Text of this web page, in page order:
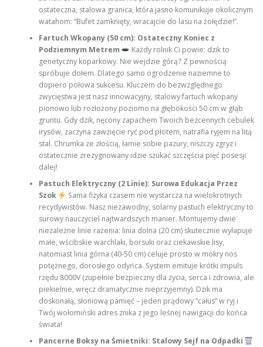
ostateczna, stalowa granica, która jasno komunikuje okolicznym
watahom: “Bufet zamknięty, wracajcie do lasu na żołędzie!”.
Fartuch Wkopany (50 cm): Ostateczny Koniec z
Podziemnym Metrem
Każdy rolnik Ci powie: dzik to
genetyczny koparkowy. Nie wejdzie górą? Z pewnością
spróbuje dołem. Dlatego samo ogrodzenie naziemne to
dopiero połowa sukcesu. Kluczem do bezwzględnego
zwycięstwa jest nasz innowacyjny, stalowy fartuch wkopany
pionowo lub rozłożony poziomo na głębokości 50 cm w głąb
gruntu. Gdy dzik, nęcony zapachem Twoich bezcennych cebulek
irysów, zaczyna zawzięcie ryć pod płotem, natrafia ryjem na litą
stal. Chrumka ze złością, łamie sobie pazury, niszczy zgryz i
ostatecznie zrezygnowany idzie szukać szczęścia pięć posesji
dalej!
Pastuch Elektryczny (2 Linie): Surowa Edukacja Przez
Szok
Sama fizyka czasem nie wystarcza na wielokrotnych
recydywistów. Nasz niezawodny, solarny pastuch elektryczny to
surowy nauczyciel najtwardszych manier. Montujemy dwie
niezależne linie rażenia: linia dolna (20 cm) skutecznie wyłapuje
małe, wścibskie warchlaki, borsuki oraz ciekawskie lisy,
natomiast linia górna (40-50 cm) celuje prosto w mokry nos
potężnego, dorosłego odyńca. System emituje krótki impuls
rzędu 8000V (zupełnie bezpieczny dla życia, serca i zdrowia, ale
piekielnie, wręcz dramatycznie nieprzyjemny). Dzik ma
doskonałą, słoniową pamięć – jeden prądowy “całus” w ryj i
Twój wołomiński adres znika z jego leśnej nawigacji do końca
świata!
Pancerne Boksy na Śmietniki: Stalowy Sejf na Odpadki